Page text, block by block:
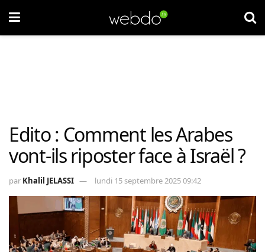
Edito : Comment les Arabes
vont-ils riposter face à Israël ?
par Khalil JELASSI lundi 15 septembre 2025 09:42